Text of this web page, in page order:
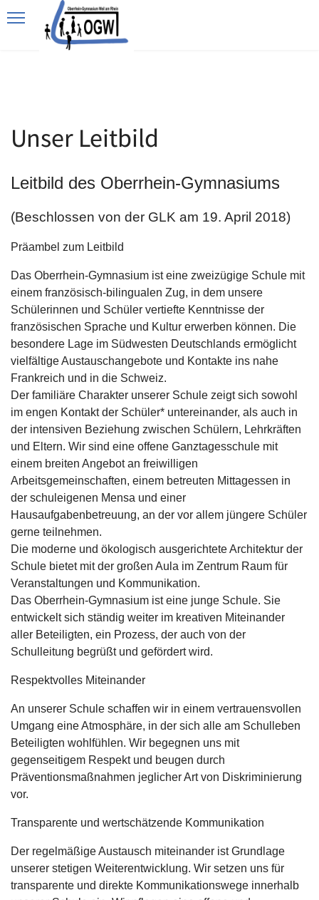
Unser Leitbild
Leitbild des Oberrhein-Gymnasiums
(Beschlossen von der GLK am 19. April 2018)
Präambel zum Leitbild
Das Oberrhein-Gymnasium ist eine zweizügige Schule mit
einem französisch-bilingualen Zug, in dem unsere
Schülerinnen und Schüler vertiefte Kenntnisse der
französischen Sprache und Kultur erwerben können. Die
besondere Lage im Südwesten Deutschlands ermöglicht
vielfältige Austauschangebote und Kontakte ins nahe
Frankreich und in die Schweiz.
Der familiäre Charakter unserer Schule zeigt sich sowohl
im engen Kontakt der Schüler* untereinander, als auch in
der intensiven Beziehung zwischen Schülern, Lehrkräften
und Eltern. Wir sind eine offene Ganztagesschule mit
einem breiten Angebot an freiwilligen
Arbeitsgemeinschaften, einem betreuten Mittagessen in
der schuleigenen Mensa und einer
Hausaufgabenbetreuung, an der vor allem jüngere Schüler
gerne teilnehmen.
Die moderne und ökologisch ausgerichtete Architektur der
Schule bietet mit der großen Aula im Zentrum Raum für
Veranstaltungen und Kommunikation.
Das Oberrhein-Gymnasium ist eine junge Schule. Sie
entwickelt sich ständig weiter im kreativen Miteinander
aller Beteiligten, ein Prozess, der auch von der
Schulleitung begrüßt und gefördert wird.
Respektvolles Miteinander
An unserer Schule schaffen wir in einem vertrauensvollen
Umgang eine Atmosphäre, in der sich alle am Schulleben
Beteiligten wohlfühlen. Wir begegnen uns mit
gegenseitigem Respekt und beugen durch
Präventionsmaßnahmen jeglicher Art von Diskriminierung
vor.
Transparente und wertschätzende Kommunikation
Der regelmäßige Austausch miteinander ist Grundlage
unserer stetigen Weiterentwicklung. Wir setzen uns für
transparente und direkte Kommunikationswege innerhalb